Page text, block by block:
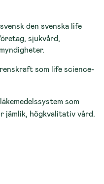
den svenska life
sjukvård,
som life science-
som
jämlik, högkvalitativ vård.